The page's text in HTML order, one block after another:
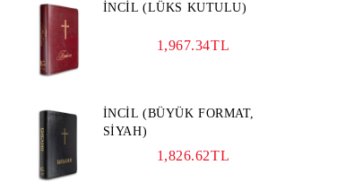
İNCİL (LÜKS KUTULU)
1,967.34TL
İNCİL (BÜYÜK FORMAT,
SİYAH)
1,826.62TL